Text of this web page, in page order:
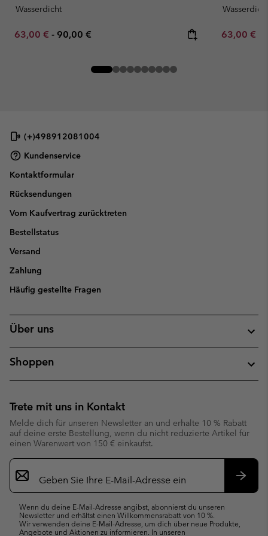
Wasserdicht
Minimum sale price:
63,00 € - Maximum price:
90,00 €
Wasserdicht
Minimum
63,00 €
(+)498912081004
Kundenservice
Kontaktformular
Rücksendungen
Vom Kaufvertrag zurücktreten
Bestellstatus
Versand
Zahlung
Häufig gestellte Fragen
Über uns
Shoppen
Trete mit uns in Kontakt
Melde dich für unseren Newsletter an und erhalte 10 % Rabatt
auf deine erste Bestellung, wenn du nicht reduzierte Artikel für
einen Warenwert von 150 € einkaufst.
Newsletter-
Anmeldung
Wenn du deine E-Mail-Adresse angibst, abonnierst du unseren
Newsletter und erhältst einen Willkommensrabatt von 10 %.
Wir verwenden deine E-Mail-Adresse, um dich über neue Produkte,
Angebote und Aktionen zu informieren. In unseren